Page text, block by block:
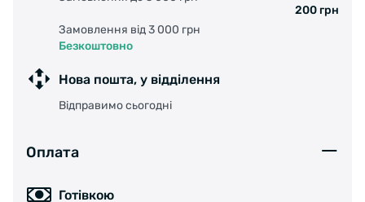
200 грн
Замовлення від 3 000 грн
Безкоштовно
Нова пошта, у відділення
Відправимо сьогодні
Оплата
Готівкою